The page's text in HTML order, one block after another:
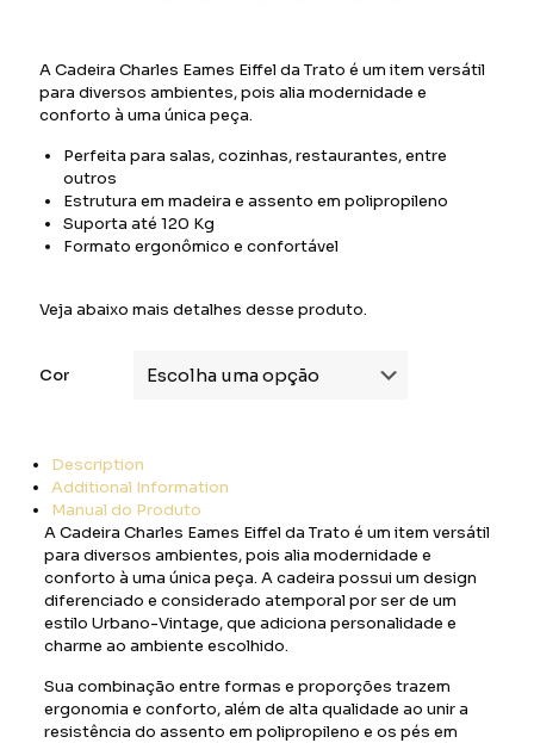
A Cadeira Charles Eames Eiffel da Trato é um item versátil
para diversos ambientes, pois alia modernidade e
conforto à uma única peça.
Perfeita para salas, cozinhas, restaurantes, entre
outros
Estrutura em madeira e assento em polipropileno
Suporta até 120 Kg
Formato ergonômico e confortável
Veja abaixo mais detalhes desse produto.
Cor
Description
Additional Information
Manual do Produto
A Cadeira Charles Eames Eiffel da Trato é um item versátil
para diversos ambientes, pois alia modernidade e
conforto à uma única peça. A cadeira possui um design
diferenciado e considerado atemporal por ser de um
estilo Urbano-Vintage, que adiciona personalidade e
charme ao ambiente escolhido.
Sua combinação entre formas e proporções trazem
ergonomia e conforto, além de alta qualidade ao unir a
resistência do assento em polipropileno e os pés em